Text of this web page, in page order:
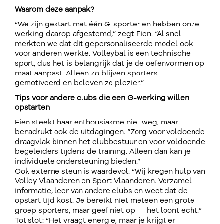
Waarom deze aanpak?
“We zijn gestart met één G-sporter en hebben onze
werking daarop afgestemd,” zegt Fien. “Al snel
merkten we dat dit gepersonaliseerde model ook
voor anderen werkte. Volleybal is een technische
sport, dus het is belangrijk dat je de oefenvormen op
maat aanpast. Alleen zo blijven sporters
gemotiveerd en beleven ze plezier.”
Tips voor andere clubs die een G-werking willen
opstarten
Fien steekt haar enthousiasme niet weg, maar
benadrukt ook de uitdagingen. “Zorg voor voldoende
draagvlak binnen het clubbestuur en voor voldoende
begeleiders tijdens de training. Alleen dan kan je
individuele ondersteuning bieden.”
Ook externe steun is waardevol. “Wij kregen hulp van
Volley Vlaanderen en Sport Vlaanderen. Verzamel
informatie, leer van andere clubs en weet dat de
opstart tijd kost. Je bereikt niet meteen een grote
groep sporters, maar geef niet op — het loont echt.”
Tot slot: “Het vraagt energie, maar je krijgt er